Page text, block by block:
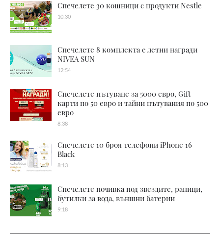
Спечелете 30 кошници с продукти Nestle
10:30
Спечелете 8 комплекта с летни награди
NIVEA SUN
12:54
Спечелете пътуване за 5000 евро, Gift
карти по 50 евро и тайни пътувания по 500
евро
8:38
Спечелете 10 броя телефони iPhone 16
Black
8:13
Спечелете почивка под звездите, раници,
бутилки за вода, външни батерии
9:18